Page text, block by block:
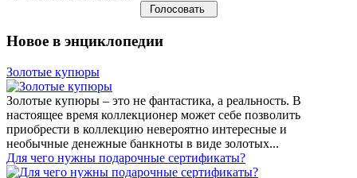
Новое в энциклопедии
Золотые купюры
Золотые купюры – это не фантастика, а реальность. В
настоящее время коллекционер может себе позволить
приобрести в коллекцию невероятно интересные и
необычные денежные банкноты в виде золотых...
​Для чего нужны подарочные сертификаты?